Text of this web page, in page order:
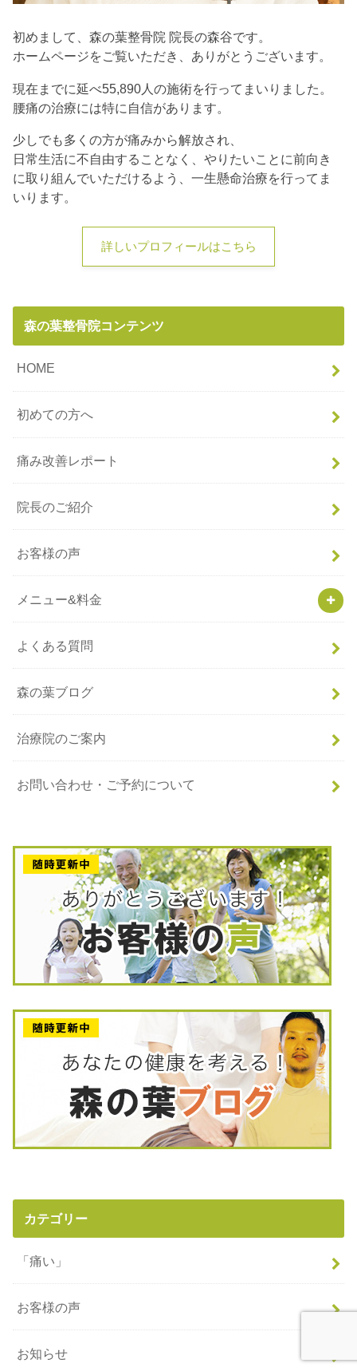
初めまして、森の葉整骨院 院長の森谷です。
ホームページをご覧いただき、ありがとうございます。
現在までに延べ55,890人の施術を行ってまいりました。
腰痛の治療には特に自信があります。
少しでも多くの方が痛みから解放され、
日常生活に不自由することなく、やりたいことに前向き
に取り組んでいただけるよう、一生懸命治療を行ってま
いります。
詳しいプロフィールはこちら
森の葉整骨院コンテンツ
HOME
初めての方へ
痛み改善レポート
院長のご紹介
お客様の声
メニュー&料金
よくある質問
森の葉ブログ
治療院のご案内
お問い合わせ・ご予約について
カテゴリー
「痛い」
お客様の声
お知らせ